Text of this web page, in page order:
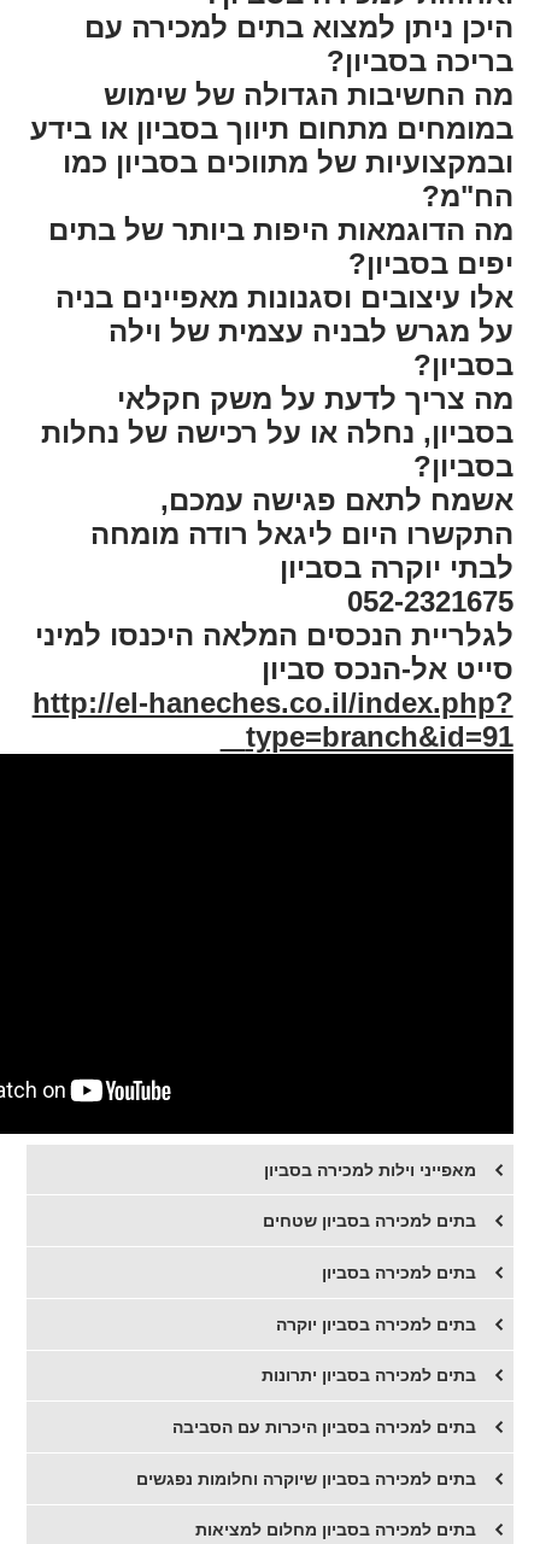
היכן ניתן למצוא בתים למכירה עם
בריכה בסביון?
מה החשיבות הגדולה של שימוש
במומחים מתחום תיווך בסביון או בידע
ובמקצועיות של מתווכים בסביון כמו
הח"מ?
מה הדוגמאות היפות ביותר של בתים
יפים בסביון?
אלו עיצובים וסגנונות מאפיינים בניה
על מגרש לבניה עצמית של וילה
בסביון?
מה צריך לדעת על משק חקלאי
בסביון, נחלה או על רכישה של נחלות
בסביון?
אשמח לתאם פגישה עמכם,
התקשרו היום ליגאל רודה מומחה
לבתי יוקרה בסביון
052-2321675
לגלריית הנכסים המלאה היכנסו למיני
סייט אל-הנכס סביון
http://el-haneches.co.il/index.php?
type=branch&id=91
מאפייני וילות למכירה בסביון
בתים למכירה בסביון שטחים
בתים למכירה בסביון
​בתים למכירה בסביון יוקרה
​בתים למכירה בסביון יתרונות
בתים למכירה בסביון היכרות עם הסביבה
בתים למכירה בסביון שיוקרה וחלומות נפגשים
בתים למכירה בסביון מחלום למציאות